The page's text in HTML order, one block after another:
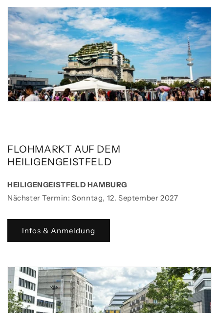
FLOHMARKT AUF DEM
HEILIGENGEISTFELD
HEILIGENGEISTFELD HAMBURG
Nächster Termin: Sonntag, 12. September 2027
Infos & Anmeldung